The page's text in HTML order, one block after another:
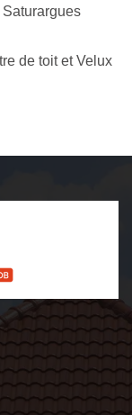
de toit et Velux